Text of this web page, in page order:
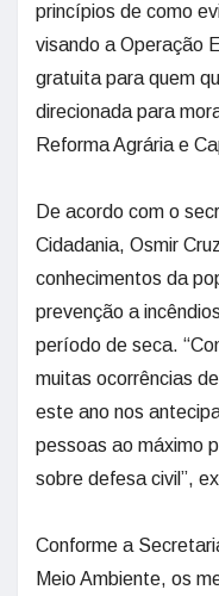
princípios de como
visando a Operação
gratuita para quem
direcionada para
Reforma Agrária e
De acordo com o
Cidadania, Osmir
conhecimentos da
prevenção a
período de seca.
muitas ocorrências
este ano nos
pessoas ao máximo
sobre defesa civil”,
Conforme a
Meio Ambiente, os